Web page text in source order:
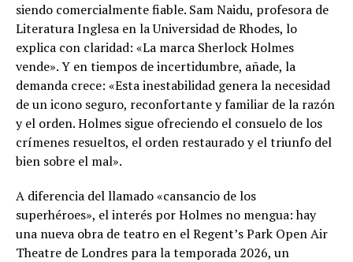
siendo comercialmente fiable. Sam Naidu, profesora de
Literatura Inglesa en la Universidad de Rhodes, lo
explica con claridad: «La marca Sherlock Holmes
vende». Y en tiempos de incertidumbre, añade, la
demanda crece: «Esta inestabilidad genera la necesidad
de un icono seguro, reconfortante y familiar de la razón
y el orden. Holmes sigue ofreciendo el consuelo de los
crímenes resueltos, el orden restaurado y el triunfo del
bien sobre el mal».
A diferencia del llamado «cansancio de los
superhéroes», el interés por Holmes no mengua: hay
una nueva obra de teatro en el Regent’s Park Open Air
Theatre de Londres para la temporada 2026, un